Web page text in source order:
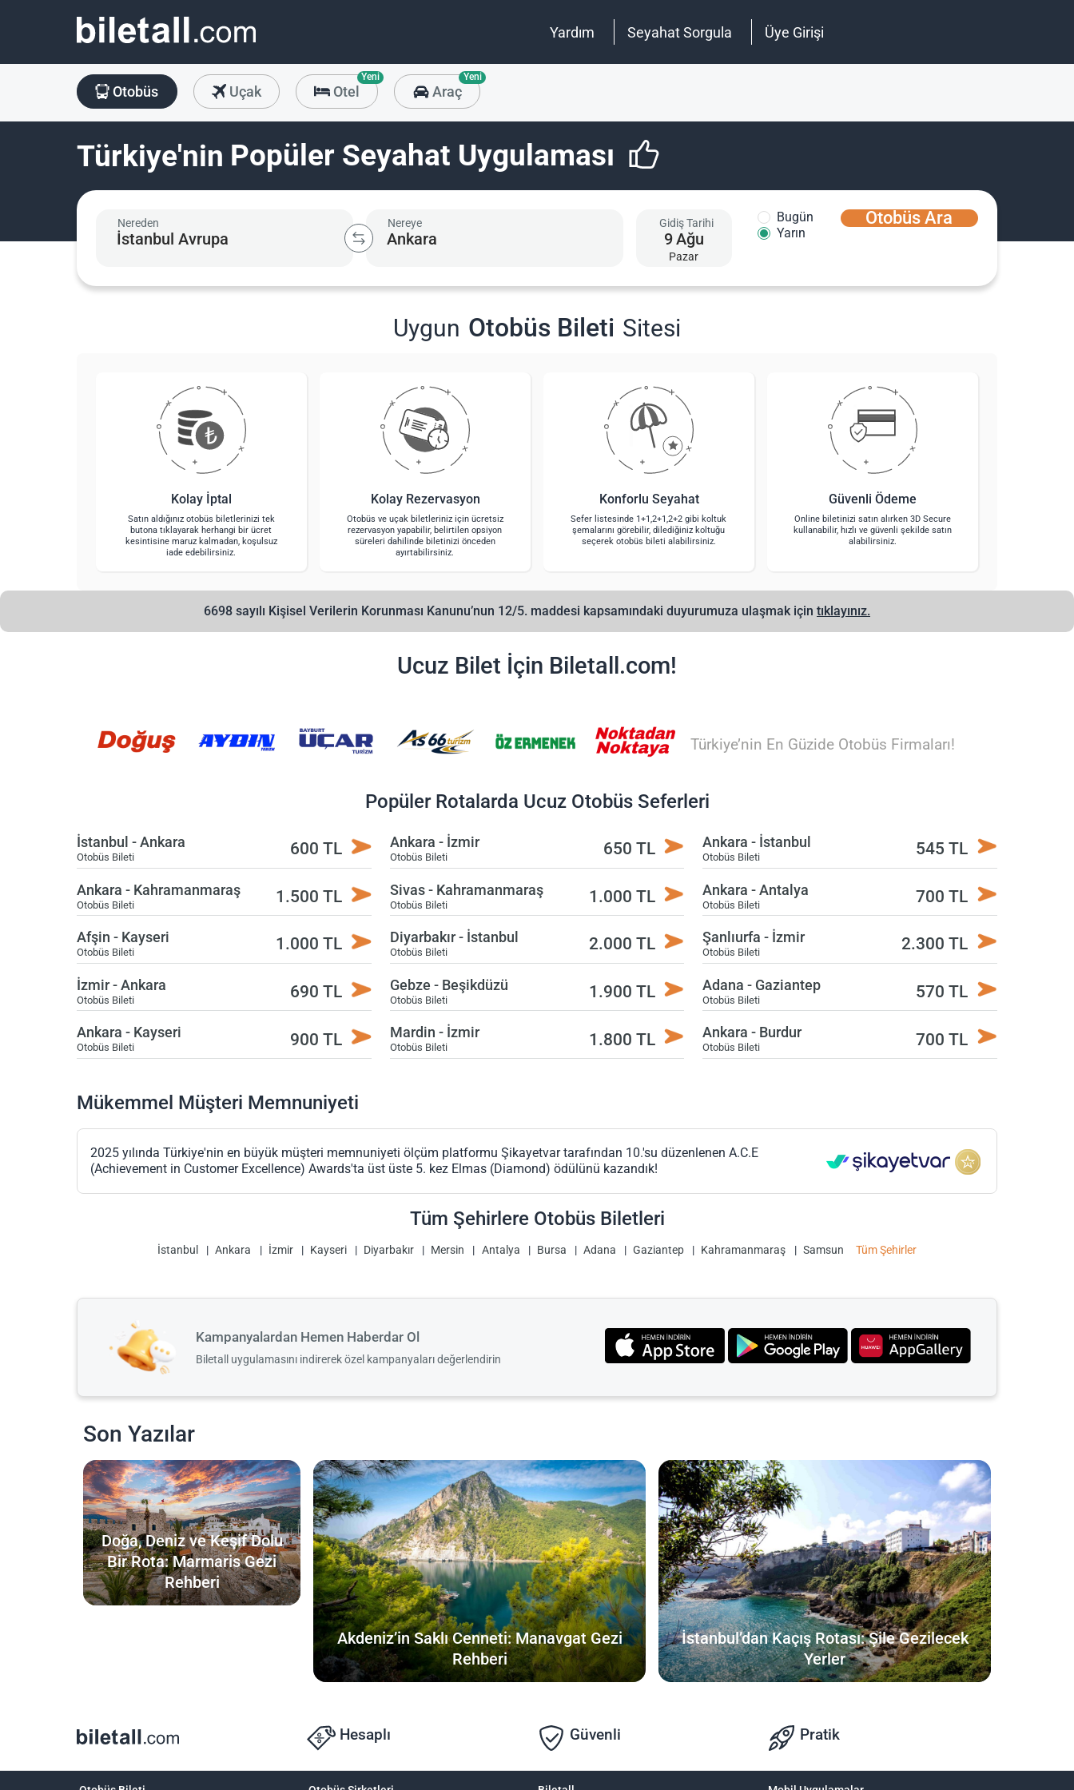
Yardım Seyahat Sorgula Üye Girişi
Otobüs Uçak Otel
Yeni
Araç
Yeni
Türkiye'nin Popüler Seyahat Uygulaması
Güvenilir Seyahat Uygulaması
Bütçe Dostu Seyahat Uygulaması
Nereden Nereye Gidiş Tarihi
9Ağu
Pazar
Bugün
Yarın
Otobüs Ara
Uygun Otobüs Bileti Sitesi
Kolay İptal
Satın aldığınız otobüs biletlerinizi tek
butona tıklayarak herhangi bir ücret
kesintisine maruz kalmadan, koşulsuz
iade edebilirsiniz.
Kolay Rezervasyon
Otobüs ve uçak biletleriniz için ücretsiz
rezervasyon yapabilir, belirtilen opsiyon
süreleri dahilinde biletinizi önceden
ayırtabilirsiniz.
Konforlu Seyahat
Sefer listesinde 1+1,2+1,2+2 gibi koltuk
şemalarını görebilir, dilediğiniz koltuğu
seçerek otobüs bileti alabilirsiniz.
Güvenli Ödeme
Online biletinizi satın alırken 3D Secure
kullanabilir, hızlı ve güvenli şekilde satın
alabilirsiniz.
6698 sayılı Kişisel Verilerin Korunması Kanunu’nun 12/5. maddesi kapsamındaki duyurumuza ulaşmak için tıklayınız.
Ucuz Bilet İçin Biletall.com!
Türkiye’nin En Güzide Otobüs Firmaları!
Popüler Rotalarda Ucuz Otobüs Seferleri
İstanbul - Ankara
Otobüs Bileti 600 TL Ankara - İzmir
Otobüs Bileti 650 TL Ankara - İstanbul
Otobüs Bileti 545 TL
Ankara - Kahramanmaraş
Otobüs Bileti 1.500 TL Sivas - Kahramanmaraş
Otobüs Bileti 1.000 TL Ankara - Antalya
Otobüs Bileti 700 TL
Afşin - Kayseri
Otobüs Bileti 1.000 TL Diyarbakır - İstanbul
Otobüs Bileti 2.000 TL Şanlıurfa - İzmir
Otobüs Bileti 2.300 TL
İzmir - Ankara
Otobüs Bileti 690 TL Gebze - Beşikdüzü
Otobüs Bileti 1.900 TL Adana - Gaziantep
Otobüs Bileti 570 TL
Ankara - Kayseri
Otobüs Bileti 900 TL Mardin - İzmir
Otobüs Bileti 1.800 TL Ankara - Burdur
Otobüs Bileti 700 TL
Mükemmel Müşteri Memnuniyeti
2025 yılında Türkiye'nin en büyük müşteri memnuniyeti ölçüm platformu Şikayetvar tarafından 10.'su düzenlenen A.C.E
(Achievement in Customer Excellence) Awards'ta üst üste 5. kez Elmas (Diamond) ödülünü kazandık!
Tüm Şehirlere Otobüs Biletleri
İstanbul Ankara İzmir Kayseri Diyarbakır Mersin Antalya Bursa Adana Gaziantep Kahramanmaraş Samsun Tüm Şehirler
Kampanyalardan Hemen Haberdar Ol
Biletall uygulamasını indirerek özel kampanyaları değerlendirin
Son Yazılar
Doğa, Deniz ve Keşif Dolu
Bir Rota: Marmaris Gezi
Rehberi
Akdeniz’in Saklı Cenneti: Manavgat Gezi
Rehberi
İstanbul’dan Kaçış Rotası: Şile Gezilecek
Yerler
Hesaplı Güvenli Pratik